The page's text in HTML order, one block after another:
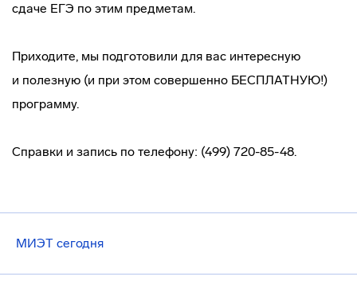
сдаче ЕГЭ по этим предметам.
Приходите, мы подготовили для вас интересную
и полезную (и при этом совершенно БЕСПЛАТНУЮ!)
программу.
Справки и запись по телефону: (499) 720-85-48.
МИЭТ сегодня